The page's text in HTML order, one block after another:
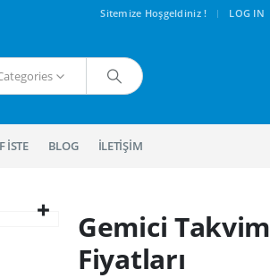
Sitemize Hoşgeldiniz ! | LOG IN
İSTE BLOG İLETIŞIM
Gemici Takvim
Fiyatları